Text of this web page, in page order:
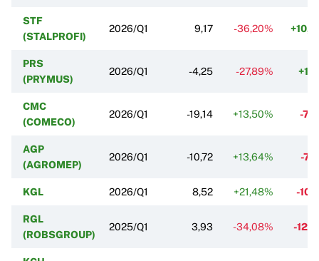
STF
(STALPROFI)
2026/Q1 9,17 -36,20%
PRS
(PRYMUS)
2026/Q1 -4,25 -27,89%
CMC
(COMECO)
2026/Q1 -19,14 +13,50% -
AGP
(AGROMEP)
2026/Q1 -10,72 +13,64% -
KGL 2026/Q1 8,52 +21,48% -
RGL
(ROBSGROUP)
2025/Q1 3,93 -34,08% -